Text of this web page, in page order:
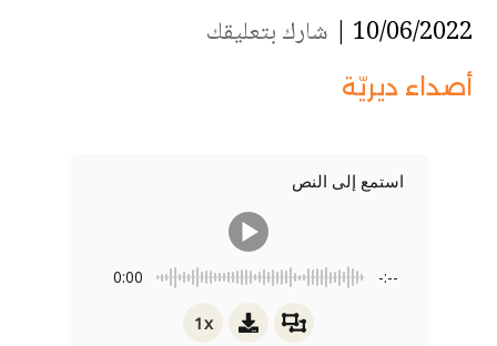
10/06/2022 | شارك بتعليقك
أصداء ديريّة
استمع إلى النص
0:00 -:--
1x